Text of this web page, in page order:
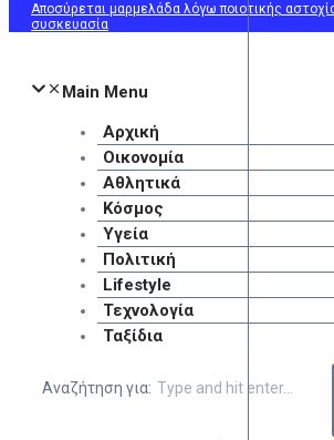
Αποσύρεται μαρμελάδα λόγω ποιοτικής
συσκευασία
Main Menu
Αρχική
Οικονομία
Αθλητικά
Κόσμος
Υγεία
Πολιτική
Lifestyle
Τεχνολογία
Ταξίδια
Αναζήτηση για: